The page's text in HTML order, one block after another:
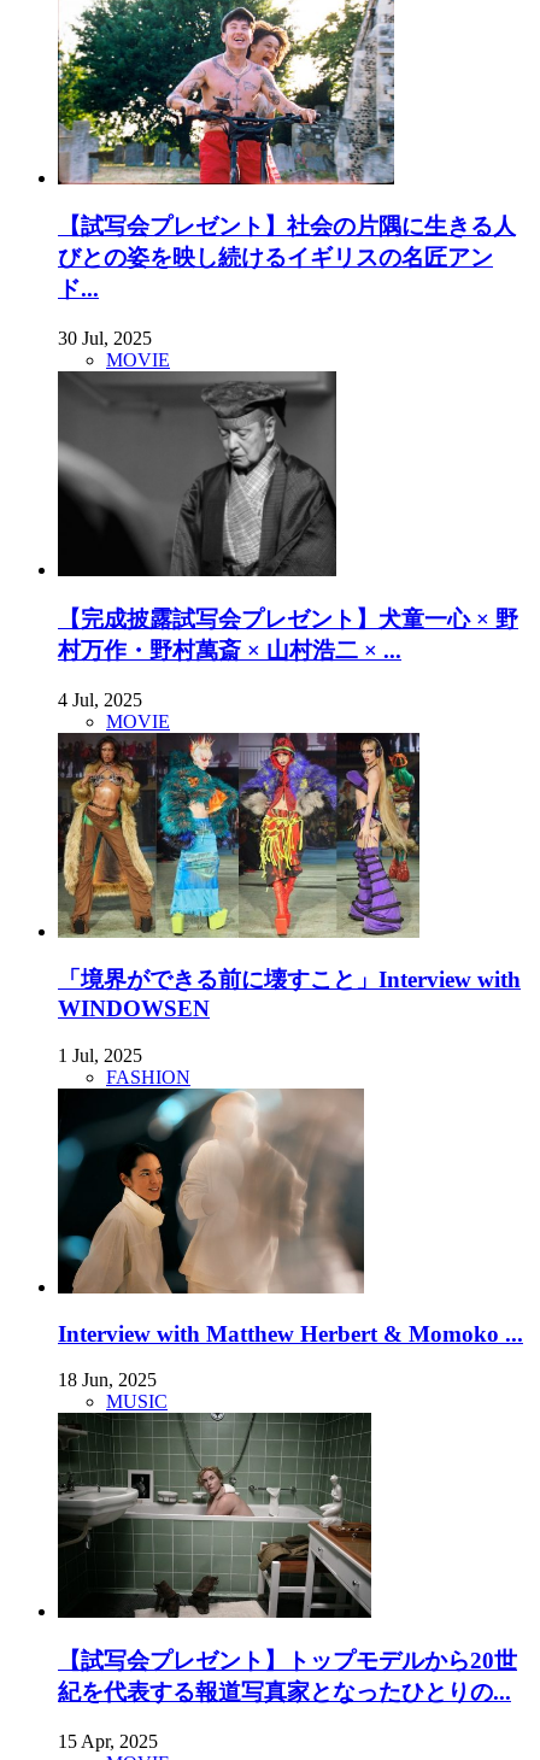
【試写会プレゼント】社会の片隅に生きる人
びとの姿を映し続けるイギリスの名匠アン
ド...
30 Jul, 2025
MOVIE
【完成披露試写会プレゼント】犬童一心 × 野
村万作・野村萬斎 × 山村浩二 × ...
4 Jul, 2025
MOVIE
「境界ができる前に壊すこと」Interview with
WINDOWSEN
1 Jul, 2025
FASHION
Interview with Matthew Herbert & Momoko ...
18 Jun, 2025
MUSIC
【試写会プレゼント】トップモデルから20世
紀を代表する報道写真家となったひとりの...
15 Apr, 2025